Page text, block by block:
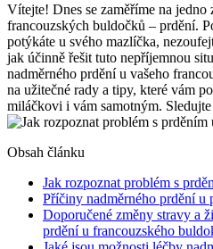
Vítejte! Dnes se zaměříme na jedno
francouzských buldočků – prdění.
potýkáte u svého mazlíčka,
jak účinně řešit tuto nepříjemnou
nadměrného prdění u vašeho
na užitečné rady a tipy, které vám
miláčkovi i vám samotným.
Obsah článku
Jak rozpoznat problém s
Příčiny nadměrného prdění u
Doporučené změny stravy a
prdění u francouzského